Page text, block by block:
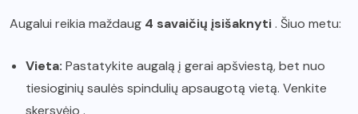
Augalui reikia maždaug 4 savaičių įsišaknyti. Šiuo metu:
Vieta: Pastatykite augalą į gerai apšviestą, bet nuo
tiesioginių saulės spindulių apsaugotą vietą. Venkite